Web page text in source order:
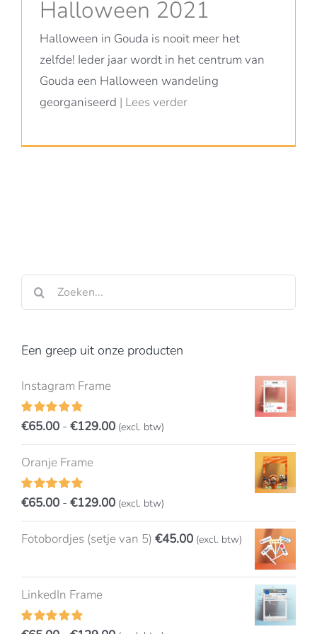
Halloween 2021
Halloween in Gouda is nooit meer het
zelfde! Ieder jaar wordt in het centrum van
Gouda een Halloween wandeling
georganiseerd | Lees verder
Zoeken
naar:
Een greep uit onze producten
Instagram Frame
Gewaardeerd
€65.00 - €129.00Prijsklasse:
€65.00
(excl. btw)
Oranje Frame
Gewaardeerd
€65.00 - €129.00Prijsklasse:
€65.00
tot
(excl. btw)
Fotobordjes (setje van 5) €45.00 (excl. btw)
LinkedIn Frame